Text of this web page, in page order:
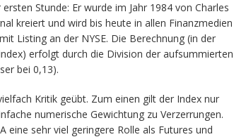
Stunde: Er wurde im Jahr 1984 von Charles
kreiert und wird bis heute in allen Finanzmedien
Listing an der NYSE. Die Berechnung (in der
erfolgt durch die Division der aufsummierten
bei 0,13).
Kritik geübt. Zum einen gilt der Index nur
numerische Gewichtung zu Verzerrungen.
eine sehr viel geringere Rolle als Futures und